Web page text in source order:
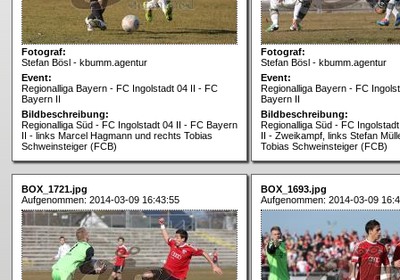
Fotograf:
Stefan Bösl - kbumm.agentur
Event:
Regionalliga Bayern - FC Ingolstadt 04 II - FC
Bayern II
Bildbeschreibung:
Regionalliga Süd - FC Ingolstadt 04 II - FC Bayern
II - links Marcel Hagmann und rechts Tobias
Schweinsteiger (FCB)
Fotograf:
Stefan Bösl - kbumm.agentur
Event:
Regionalliga Bayern - FC
Bayern II
Bildbeschreibung:
Regionalliga Süd - FC
II - Zweikampf, links Stefan
Tobias Schweinsteiger (FCB)
BOX_1721.jpg
Aufgenommen: 2014-03-09 16:43:55
BOX_1693.jpg
Aufgenommen: 2014-03-09